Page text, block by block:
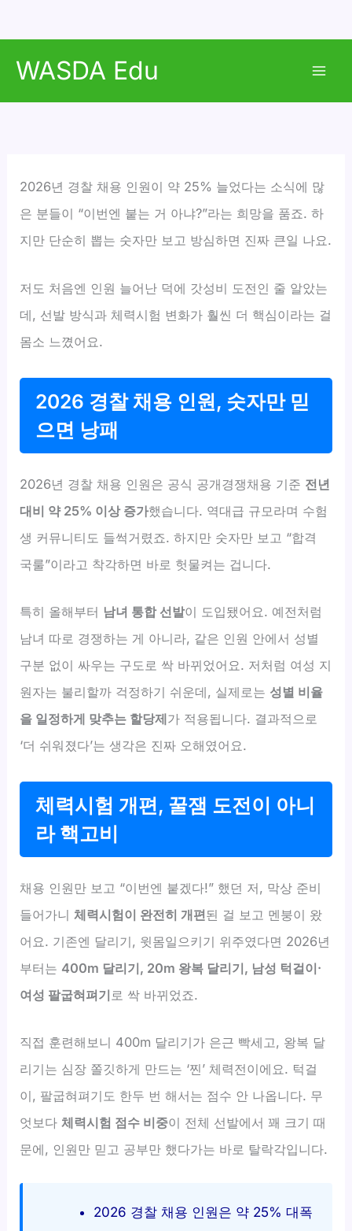
WASDA Edu
2026년 경찰 채용 인원이 약 25% 늘었다는 소식에 많
은 분들이 “이번엔 붙는 거 아냐?”라는 희망을 품죠. 하
지만 단순히 뽑는 숫자만 보고 방심하면 진짜 큰일 나요.
저도 처음엔 인원 늘어난 덕에 갓성비 도전인 줄 알았는
데, 선발 방식과 체력시험 변화가 훨씬 더 핵심이라는 걸
몸소 느꼈어요.
2026 경찰 채용 인원, 숫자만 믿
으면 낭패
2026년 경찰 채용 인원은 공식 공개경쟁채용 기준 전년
대비 약 25% 이상 증가했습니다. 역대급 규모라며 수험
생 커뮤니티도 들썩거렸죠. 하지만 숫자만 보고 “합격
국룰”이라고 착각하면 바로 헛물켜는 겁니다.
특히 올해부터 남녀 통합 선발이 도입됐어요. 예전처럼
남녀 따로 경쟁하는 게 아니라, 같은 인원 안에서 성별
구분 없이 싸우는 구도로 싹 바뀌었어요. 저처럼 여성 지
원자는 불리할까 걱정하기 쉬운데, 실제로는 성별 비율
을 일정하게 맞추는 할당제가 적용됩니다. 결과적으로
‘더 쉬워졌다’는 생각은 진짜 오해였어요.
체력시험 개편, 꿀잼 도전이 아니
라 핵고비
채용 인원만 보고 “이번엔 붙겠다!” 했던 저, 막상 준비
들어가니체력시험이 완전히 개편된 걸 보고 멘붕이 왔
어요. 기존엔 달리기, 윗몸일으키기 위주였다면 2026년
부터는 400m 달리기, 20m 왕복 달리기, 남성 턱걸이·
여성 팔굽혀펴기 로 싹 바뀌었죠.
직접 훈련해보니 400m 달리기가 은근 빡세고, 왕복 달
리기는 심장 쫄깃하게 만드는 ‘찐’ 체력전이에요. 턱걸
이, 팔굽혀펴기도 한두 번 해서는 점수 안 나옵니다. 무
엇보다체력시험 점수 비중이 전체 선발에서 꽤 크기 때
문에, 인원만 믿고 공부만 했다가는 바로 탈락각입니다.
2026 경찰 채용 인원은 약 25% 대폭